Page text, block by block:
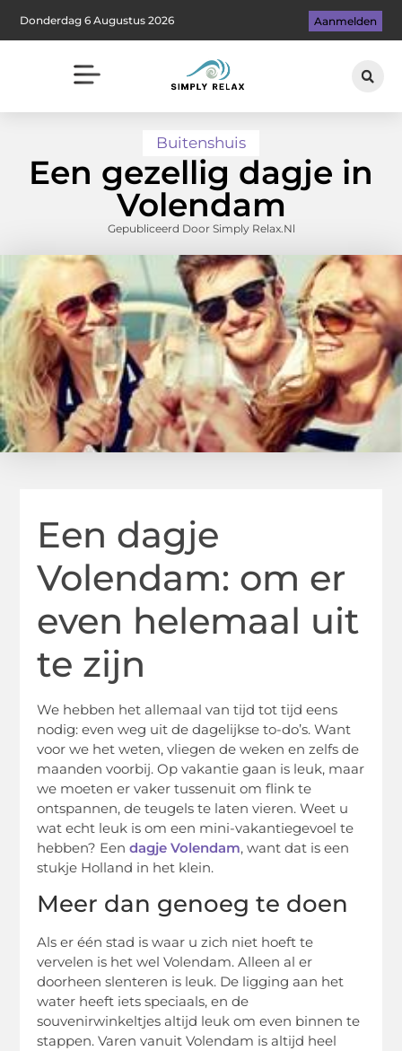
Donderdag 6 Augustus 2026 Aanmelden
Buitenshuis
Een gezellig dagje in
Volendam
Gepubliceerd Door Simply Relax.nl
Een dagje
Volendam: om er
even helemaal uit
te zijn
We hebben het allemaal van tijd tot tijd eens
nodig: even weg uit de dagelijkse to-do’s. Want
voor we het weten, vliegen de weken en zelfs de
maanden voorbij. Op vakantie gaan is leuk, maar
we moeten er vaker tussenuit om flink te
ontspannen, de teugels te laten vieren. Weet u
wat echt leuk is om een mini-vakantiegevoel te
hebben? Eendagje Volendam, want dat is een
stukje Holland in het klein.
Meer dan genoeg te doen
Als er één stad is waar u zich niet hoeft te
vervelen is het wel Volendam. Alleen al er
doorheen slenteren is leuk. De ligging aan het
water heeft iets speciaals, en de
souvenirwinkeltjes altijd leuk om even binnen te
stappen. Varen vanuit Volendam is altijd heel